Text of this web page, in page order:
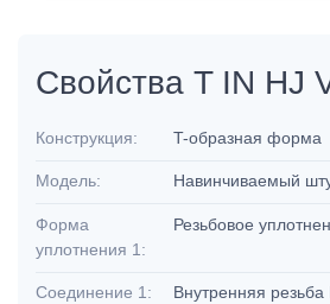
Свойства T IN HJ
Конструкция: T-образная форма
Модель: Навинчиваемый
Форма
уплотнения 1:
Резьбовое
Соединение 1: Внутренняя резьба